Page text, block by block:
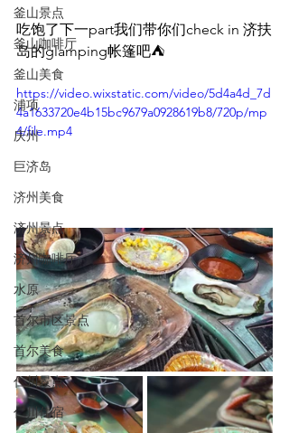
釜山景点
釜山咖啡厅
釜山美食
浦项
庆州
巨济岛
济州美食
济州景点
济州咖啡厅
水原
首尔市区景点
首尔美食
仁川景点
仁川住宿
吃饱了下一part我们带你们check in 济扶
岛的glamping帐篷吧⛺️
https://video.wixstatic.com/video/5d4a4d_7d
4a1633720e4b15bc9679a0928619b8/720p/mp
4/file.mp4